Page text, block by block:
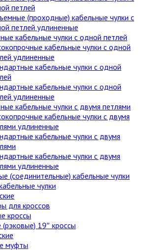
петлей
(проходные) кабельные чулки с
петлей удлиненные
кабельные чулки c одной петлей
кабельные чулки с одной
удлиненные
кабельные чулки с одной
кабельные чулки с одной
удлиненные
кабельные чулки с двумя петлями
кабельные чулки с двумя
удлиненные
кабельные чулки с двумя
кабельные чулки с двумя
удлиненные
(соединительные) кабельные чулки
чулки
для кроссов
кроссы
19″ кроссы
муфты